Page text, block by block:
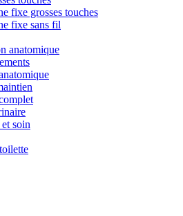
fixe grosses touches
fixe sans fil
anatomique
soin